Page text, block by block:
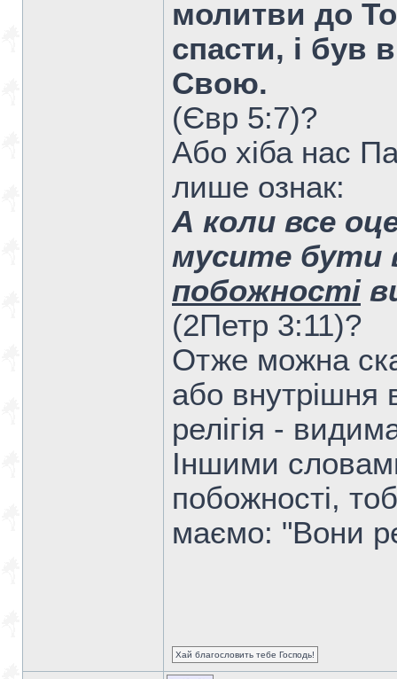
молитви до
спасти, і був
Свою.
(Євр 5:7)?
Або хіба нас
лише ознак:
А коли все
мусите бути
побожності
(2Петр 3:11)?
Отже можна
або внутрішня
релігія -
Іншими
побожності,
маємо: "Вони
Хай благословить тебе Господь!